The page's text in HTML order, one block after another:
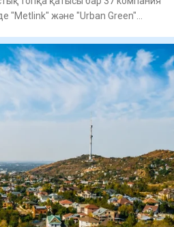
"Metlink" және "Urban Green"